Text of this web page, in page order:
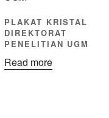
PLAKAT KRISTAL
DIREKTORAT
PENELITIAN UGM
Read more